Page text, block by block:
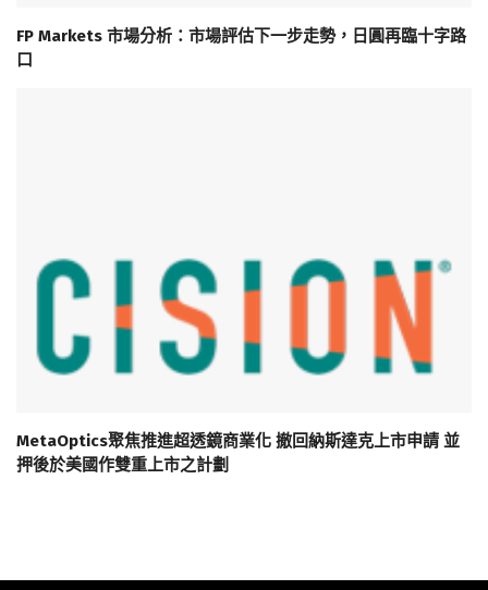
FP Markets 市場分析：市場評估下一步走勢，日圓再臨十字路
口
MetaOptics聚焦推進超透鏡商業化 撤回納斯達克上市申請 並
押後於美國作雙重上市之計劃